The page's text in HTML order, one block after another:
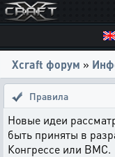
Xcraft форум »
Правила
Новые идеи
быть приняты в
Конгрессе или ВМС.